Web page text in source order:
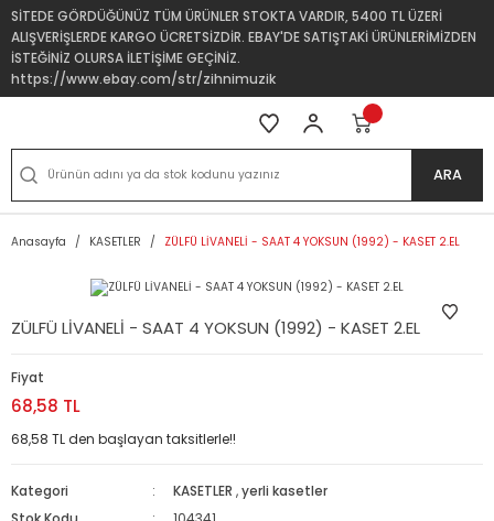
SİTEDE GÖRDÜĞÜNÜZ TÜM ÜRÜNLER STOKTA VARDIR, 5400 TL ÜZERİ
ALIŞVERİŞLERDE KARGO ÜCRETSİZDİR. EBAY'DE SATIŞTAKİ ÜRÜNLERİMİZDEN
İSTEĞİNİZ OLURSA İLETİŞİME GEÇİNİZ.
https://www.ebay.com/str/zihnimuzik
ARA
Anasayfa KASETLER ZÜLFÜ LİVANELİ - SAAT 4 YOKSUN (1992) - KASET 2.EL
ZÜLFÜ LİVANELİ - SAAT 4 YOKSUN (1992) - KASET 2.EL
Fiyat
68,58 TL
68,58 TL den başlayan taksitlerle!!
Kategori KASETLER ,yerli kasetler